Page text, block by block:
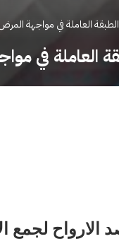
العاملة في مواجهة
العاملة في
لجمع